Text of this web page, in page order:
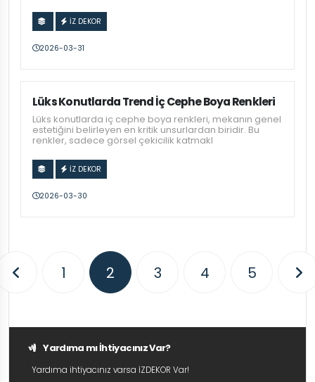
İZ DEKOR
2026-03-31
Lüks Konutlarda Trend İç Cephe Boya Renkleri
Lüks konutlarda iç cephe boya renkleri, mekanın genel
estetiğini belirleyen en kritik unsurlardan biridir. Bu
renkler, sadece görsel çekicilik katmakl
İZ DEKOR
2026-03-30
1 2 3 4 5
Yardıma mı İhtiyacınız Var?
Yardıma ihtiyacınız varsa İZDEKOR Var!